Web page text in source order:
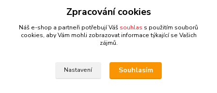
Upravit sběr cookies.
Zpracování cookies
Náš e-shop a partneři potřebují Váš souhlas s použitím souborů
cookies, aby Vám mohli zobrazovat informace týkající se Vašich
zájmů.
Nastavení Souhlasím